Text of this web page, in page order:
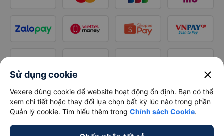
Sử dụng cookie close
Vexere dùng cookie để website hoạt động ổn định. Bạn có thể
xem chi tiết hoặc thay đổi lựa chọn bất kỳ lúc nào trong phần
Quản lý cookie. Tìm hiểu thêm trong Chính sách Cookie.